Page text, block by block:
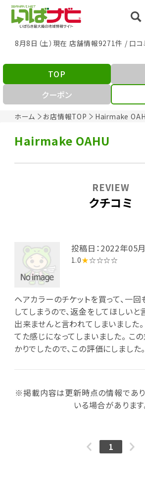
8月8日（土）現在 店舗情報9271件 / 口
ホーム お店情報TOP Hairmake
TOP
クーポン
Hairmake OAHU
クチコミ
REVIEW
投稿日：2022年05
1.0★☆☆☆☆
ヘアカラーのチケットを買って、一回
してしまうので、返金をしてほしいと
出来ませんと言われてしまいました
てた感じになってしまいました。 こ
かりでしたので、この評価にしました。
※掲載内容は更新時点の情報であり
いる場合があります
1